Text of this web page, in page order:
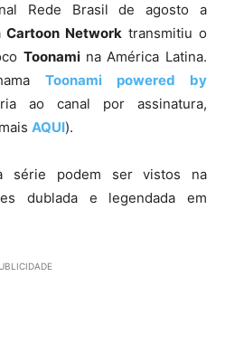
Rede Brasil de agosto a
Cartoon Network transmitiu o
Toonami na América Latina.
Toonami powered by
ao canal por assinatura,
AQUI).
série podem ser vistos na
dublada e legendada em